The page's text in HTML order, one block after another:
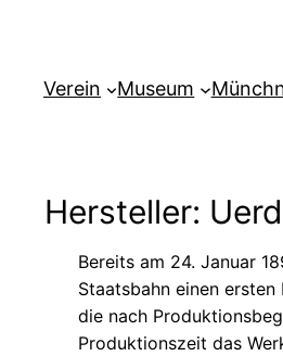
Verein Museum
Hersteller:
Bereits am 24. Januar
Staatsbahn einen
die nach
Produktionszeit das